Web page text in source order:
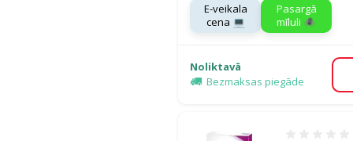
E-veikala
cena 💻
Pasargā
mīluli 🕷️
Noliktavā
Bezmaksas piegāde